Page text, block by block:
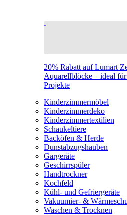
20% Rabatt auf Lumart
Aquarellblöcke – ideal
Projekte
Kinderzimmermöbel
Kinderzimmerdeko
Kinderzimmertextilien
Schaukeltiere
Backöfen & Herde
Dunstabzugshauben
Gargeräte
Geschirrspüler
Handtrockner
Kochfeld
Kühl- und Gefriergeräte
Vakuumier- &
Waschen & Trocknen